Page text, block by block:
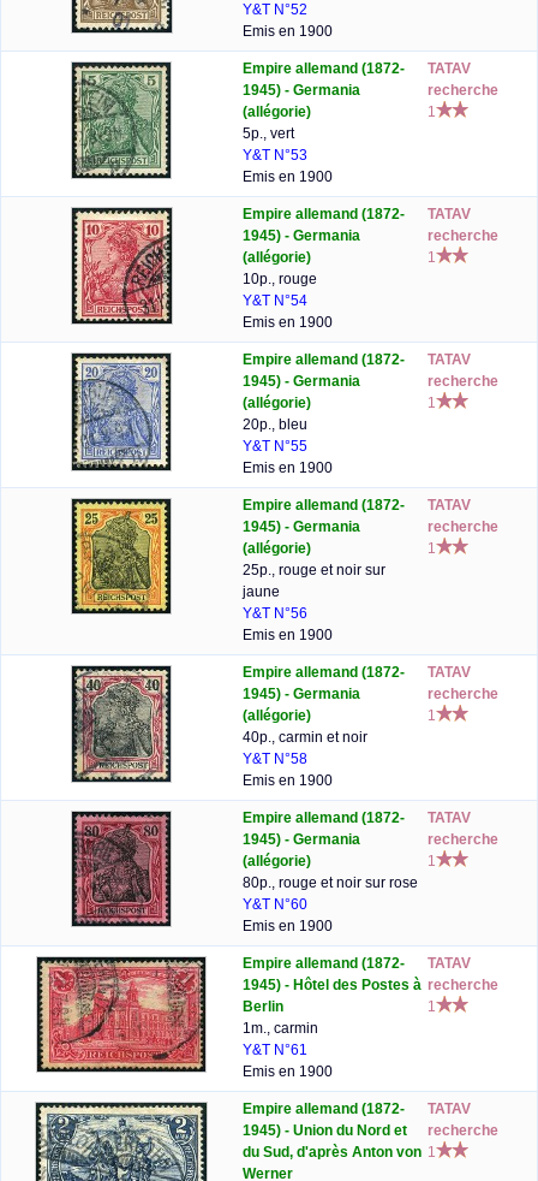
Y&T N°52
Emis en 1900
Empire allemand (1872-
1945) - Germania
(allégorie)
5p., vert
Y&T N°53
Emis en 1900
TATAV
recherche
1
Empire allemand (1872-
1945) - Germania
(allégorie)
10p., rouge
Y&T N°54
Emis en 1900
TATAV
recherche
1
Empire allemand (1872-
1945) - Germania
(allégorie)
20p., bleu
Y&T N°55
Emis en 1900
TATAV
recherche
1
Empire allemand (1872-
1945) - Germania
(allégorie)
25p., rouge et noir sur
jaune
Y&T N°56
Emis en 1900
TATAV
recherche
1
Empire allemand (1872-
1945) - Germania
(allégorie)
40p., carmin et noir
Y&T N°58
Emis en 1900
TATAV
recherche
1
Empire allemand (1872-
1945) - Germania
(allégorie)
80p., rouge et noir sur rose
Y&T N°60
Emis en 1900
TATAV
recherche
1
Empire allemand (1872-
1945) - Hôtel des Postes à
Berlin
1m., carmin
Y&T N°61
Emis en 1900
TATAV
recherche
1
Empire allemand (1872-
1945) - Union du Nord et
du Sud, d'après Anton von
Werner
TATAV
recherche
1